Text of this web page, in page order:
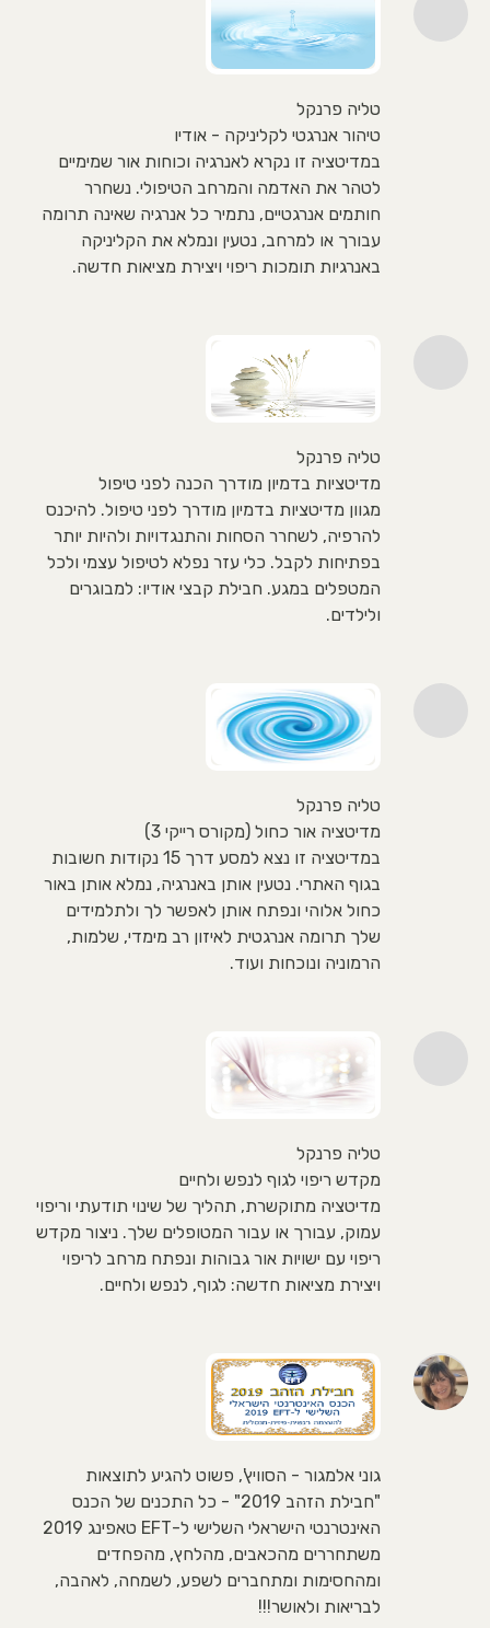
טליה פרנקל
טיהור אנרגטי לקליניקה - אודיו
במדיטציה זו נקרא לאנרגיה וכוחות אור שמימיים
לטהר את האדמה והמרחב הטיפולי. נשחרר
חותמים אנרגטיים, נתמיר כל אנרגיה שאינה תרומה
עבורך או למרחב, נטעין ונמלא את הקליניקה
באנרגיות תומכות ריפוי ויצירת מציאות חדשה.
טליה פרנקל
מדיטציות בדמיון מודרך הכנה לפני טיפול
מגוון מדיטציות בדמיון מודרך לפני טיפול. להיכנס
להרפיה, לשחרר הסחות והתנגדויות ולהיות יותר
בפתיחות לקבל. כלי עזר נפלא לטיפול עצמי ולכל
המטפלים במגע. חבילת קבצי אודיו: למבוגרים
ולילדים.
טליה פרנקל
מדיטציה אור כחול (מקורס רייקי 3)
במדיטציה זו נצא למסע דרך 15 נקודות חשובות
בגוף האתרי. נטעין אותן באנרגיה, נמלא אותן באור
כחול אלוהי ונפתח אותן לאפשר לך ולתלמידים
שלך תרומה אנרגטית לאיזון רב מימדי, שלמות,
הרמוניה ונוכחות ועוד.
טליה פרנקל
מקדש ריפוי לגוף לנפש ולחיים
מדיטציה מתוקשרת, תהליך של שינוי תודעתי וריפוי
עמוק, עבורך או עבור המטופלים שלך. ניצור מקדש
ריפוי עם ישויות אור גבוהות ונפתח מרחב לריפוי
ויצירת מציאות חדשה: לגוף, לנפש ולחיים.
גוני אלמגור - הסוויץ', פשוט להגיע לתוצאות
"חבילת הזהב 2019" - כל התכנים של הכנס
האינטרנטי הישראלי השלישי ל-EFT טאפינג 2019
משתחררים מהכאבים, מהלחץ, מהפחדים
ומהחסימות ומתחברים לשפע, לשמחה, לאהבה,
לבריאות ולאושר!!!